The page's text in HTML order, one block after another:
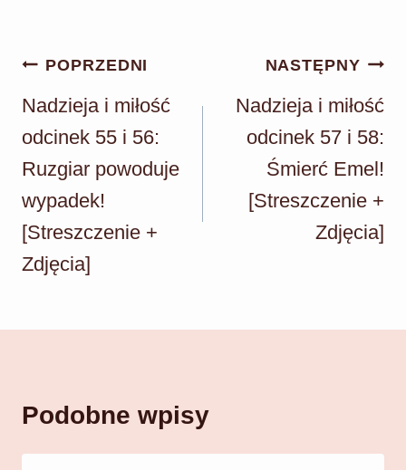
Nawigacja
wpisu
POPRZEDNI
Nadzieja i miłość
odcinek 55 i 56:
Ruzgiar powoduje
wypadek!
[Streszczenie +
Zdjęcia]
NASTĘPNY
Nadzieja i miłość
odcinek 57 i 58:
Śmierć Emel!
[Streszczenie +
Zdjęcia]
Podobne wpisy